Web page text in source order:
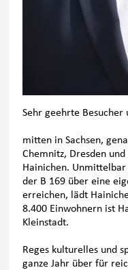
Sehr geehrte
mitten in Sachsen,
Chemnitz, Dresden
Hainichen. Unmittelbar
der B 169 über eine
erreichen, lädt
8.400 Einwohnern ist
Kleinstadt.
Reges kulturelles und
ganze Jahr über für